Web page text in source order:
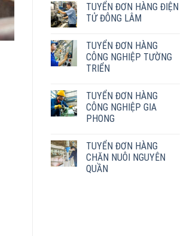
TUYỂN ĐƠN HÀNG ĐIỆN
TỬ ĐÔNG LÂM
TUYỂN ĐƠN HÀNG
CÔNG NGHIỆP TƯỜNG
TRIỂN
TUYỂN ĐƠN HÀNG
CÔNG NGHIỆP GIA
PHONG
TUYỂN ĐƠN HÀNG
CHĂN NUÔI NGUYÊN
QUẦN